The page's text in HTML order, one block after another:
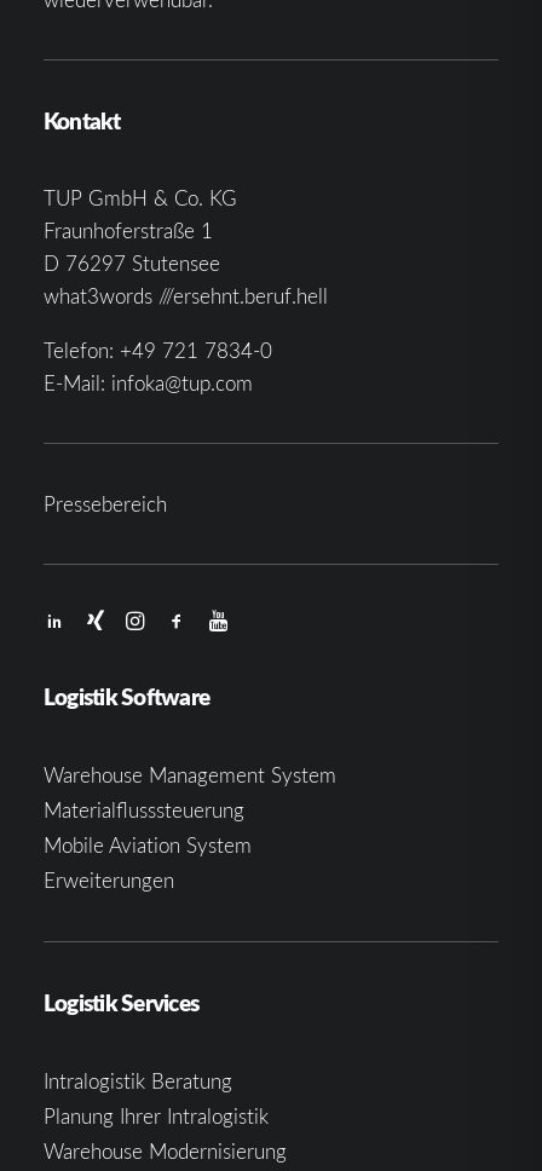
Kontakt
TUP GmbH & Co. KG
Fraunhoferstraße 1
D 76297 Stutensee
what3words ///ersehnt.beruf.hell
Telefon: +49 721 7834-0
E-Mail: infoka@tup.com
Pressebereich
Logistik Software
Warehouse Management System
Materialflusssteuerung
Mobile Aviation System
Erweiterungen
Logistik Services
Intralogistik Beratung
Planung Ihrer Intralogistik
Warehouse Modernisierung